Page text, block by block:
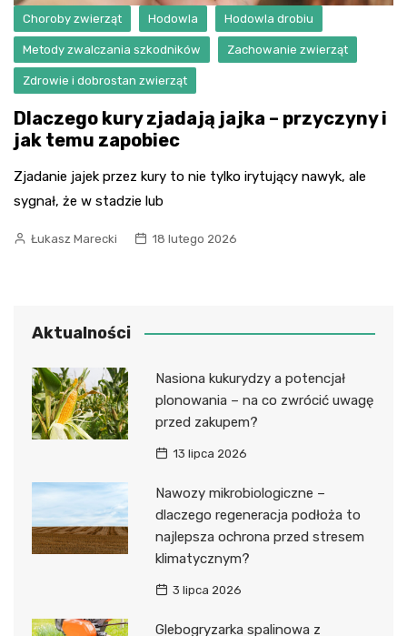
Choroby zwierząt Hodowla Hodowla drobiu
Metody zwalczania szkodników Zachowanie zwierząt
Zdrowie i dobrostan zwierząt
Dlaczego kury zjadają jajka – przyczyny i
jak temu zapobiec
Zjadanie jajek przez kury to nie tylko irytujący nawyk, ale
sygnał, że w stadzie lub
Łukasz Marecki 18 lutego 2026
Aktualności
Nasiona kukurydzy a potencjał
plonowania – na co zwrócić uwagę
przed zakupem?
13 lipca 2026
Nawozy mikrobiologiczne –
dlaczego regeneracja podłoża to
najlepsza ochrona przed stresem
klimatycznym?
3 lipca 2026
Glebogryzarka spalinowa z